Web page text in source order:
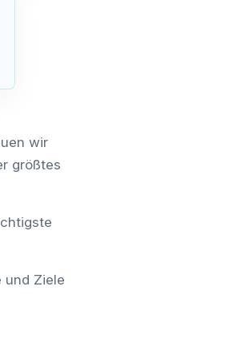
wir
größtes
und Ziele